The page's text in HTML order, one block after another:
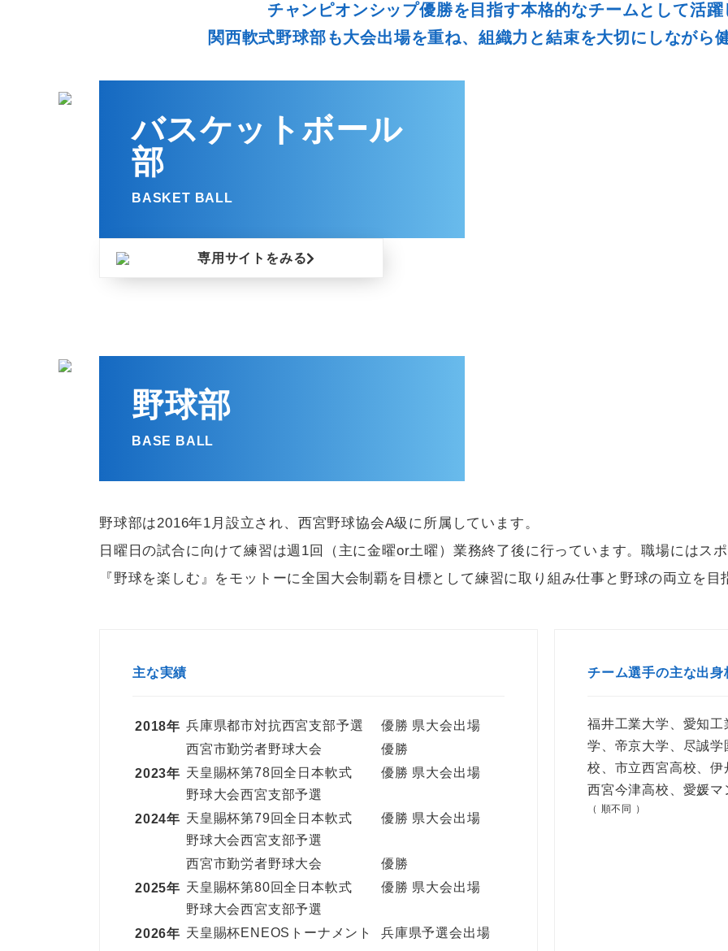
チャンピオンシップ優勝を目指す本格的なチームとして活躍
関西軟式野球部も大会出場を重ね、組織力と結束を大切にしながら
バスケットボール
部
BASKET BALL
専用サイトをみる
野球部
BASE BALL
野球部は2016年1月設立され、西宮野球協会A級に所属しています。
日曜日の試合に向けて練習は週1回（主に金曜or土曜）業務終了後に行っています。職場にはス
『野球を楽しむ』をモットーに全国大会制覇を目標として練習に取り組み仕事と野球の両立を目
主な実績
2018年 兵庫県都市対抗西宮支部予選
優勝 県大会出場
西宮市勤労者野球大会
優勝
2023年 天皇賜杯第78回全日本軟式
野球大会西宮支部予選
優勝 県大会出場
2024年 天皇賜杯第79回全日本軟式
野球大会西宮支部予選
優勝 県大会出場
西宮市勤労者野球大会
優勝
2025年 天皇賜杯第80回全日本軟式
野球大会西宮支部予選
優勝 県大会出場
2026年 天皇賜杯ENEOSトーナメント 兵庫県予選会出場
チーム選手の主な出身
福井工業大学、愛知
学、帝京大学、尽誠
校、市立西宮高校、伊
西宮今津高校、愛媛マ
（ 順不同 ）